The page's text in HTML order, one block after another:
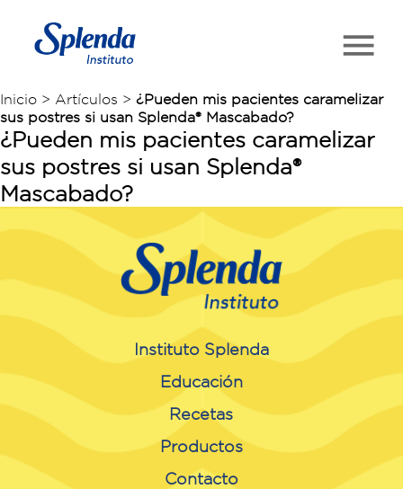
Inicio > Artículos > ¿Pueden mis pacientes caramelizar
sus postres si usan Splenda® Mascabado?
¿Pueden mis pacientes caramelizar
sus postres si usan Splenda®
Mascabado?
Instituto Splenda
Educación
Recetas
Productos
Contacto